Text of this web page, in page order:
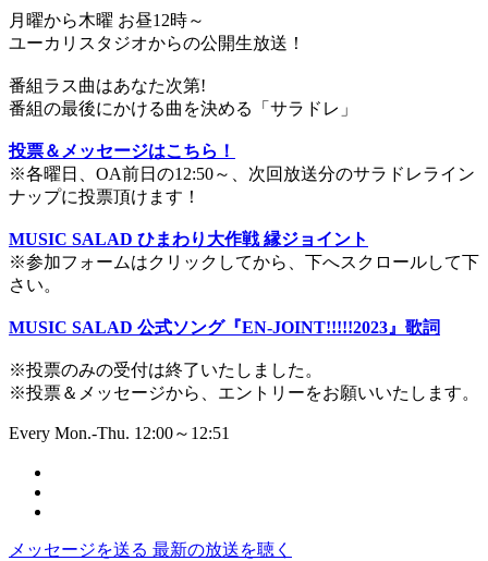
月曜から木曜 お昼12時～
ユーカリスタジオからの公開生放送！
番組ラス曲はあなた次第!
番組の最後にかける曲を決める「サラドレ」
投票＆メッセージはこちら！
※各曜日、OA前日の12:50～、次回放送分のサラドレライン
ナップに投票頂けます！
MUSIC SALAD ひまわり大作戦 縁ジョイント
※参加フォームはクリックしてから、下へスクロールして下
さい。
MUSIC SALAD 公式ソング『EN-JOINT!!!!!2023』歌詞
※投票のみの受付は終了いたしました。
※投票＆メッセージから、エントリーをお願いいたします。
Every Mon.-Thu. 12:00～12:51
メッセージを送る 最新の放送を聴く